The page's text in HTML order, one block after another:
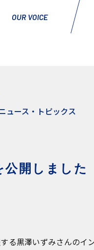
OUR VOICE
ュース・トピックス
開しました
る黒澤いずみさんのイ